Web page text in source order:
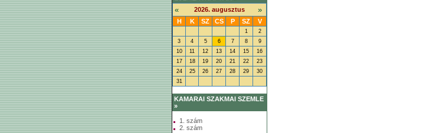
« 2026. augusztus »
H K SZ CS P SZ V
1
2
3
4 5 6 7 8
9
10
11 12 13 14 15
16
17
18 19 20 21 22
23
24
25 26 27 28 29
30
31
KAMARAI SZAKMAI SZEMLE
»
1. szám
2. szám